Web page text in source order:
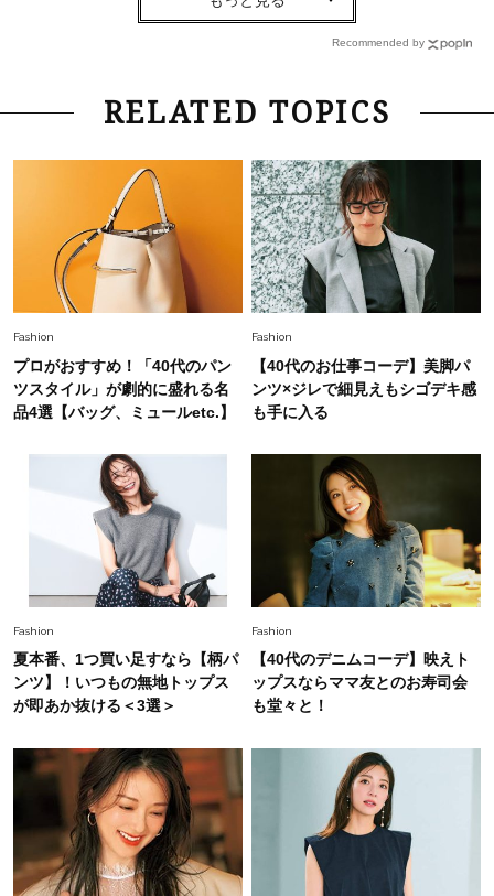
【40代コンサバ派】白Tシャツは「パール×ゴー
Lifestyle 2026.7.29
「お若いですね」は褒め言葉？“若い＝美しい”と
ーレス連載22】
Lifestyle 2026.8.6
26年夏の【開運アクション】は”ひと拭き”習
慣！「金運アップ→トイレ、じゃあ底上げ運
は？」
2026.5.22
梅宮アンナさん 電撃婚から1年、家族の価値観
を育み中「理想の暮らしよりも今の心地よさを選
んだ」
Fashion
中村ゆりさん「40代になり、やっと“仕事以外の
幸福感”に目が向いた」ライフスタイルも、服も
Fashion
白黒でもこんなに華やぐ！40代、夏の「甘めト
ップス×パンツ」コーデ〈3選〉
Fashion 2026.5.29
40代の夏通勤はこれ１着！「きちんと感」も
Fashion
今、40代の「メガネ＆サングラス」のトレンド
に更新あり！“黒ぶち以外”が新定番に
Recommended by
RELATED TOPICS
Fashion
プロがおすすめ！「40代のパン
ツスタイル」が劇的に盛れる名
品4選【バッグ、ミュールetc.】
Fashion
【40代のお仕事コーデ】美脚パ
ンツ×ジレで細見えもシゴデキ感
も手に入る
Fashion
夏本番、1つ買い足すなら【柄パ
ンツ】！いつもの無地トップス
が即あか抜ける＜3選＞
Fashion
【40代のデニムコーデ】映えト
ップスならママ友とのお寿司会
も堂々と！